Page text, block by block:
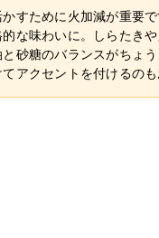
かすために火加減が重要
な味わいに。しらたき
と砂糖のバランスがちょ
アクセントを付けるのも